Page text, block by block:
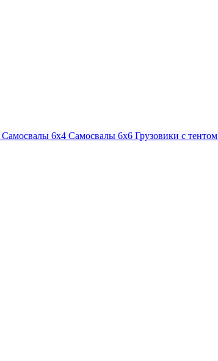
Самосвалы 6х4 Самосвалы 6х6 Грузовики с тентом